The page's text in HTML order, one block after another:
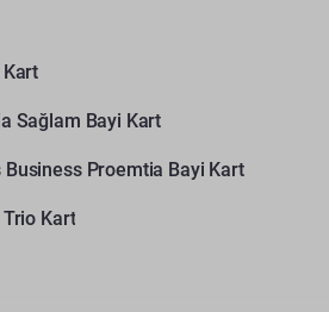
Kart
Sağlam Bayi Kart
Business Proemtia Bayi Kart
Kart